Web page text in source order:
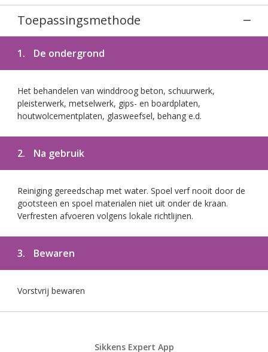
Toepassingsmethode
1. De ondergrond
Het behandelen van winddroog beton, schuurwerk,
pleisterwerk, metselwerk, gips- en boardplaten,
houtwolcementplaten, glasweefsel, behang e.d.
2. Na gebruik
Reiniging gereedschap met water. Spoel verf nooit door de
gootsteen en spoel materialen niet uit onder de kraan.
Verfresten afvoeren volgens lokale richtlijnen.
3. Bewaren
Vorstvrij bewaren
Sikkens Expert App